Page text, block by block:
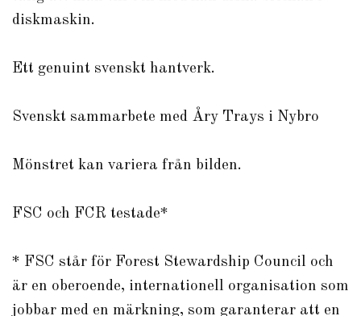
diskmaskin.
Ett genuint svenskt hantverk.
Svenskt sammarbete med Åry Trays i Nybro
Mönstret kan variera från bilden.
FSC och FCR testade*
* FSC står för Forest Stewardship Council och
är en oberoende, internationell organisation som
jobbar med en märkning, som garanterar att en